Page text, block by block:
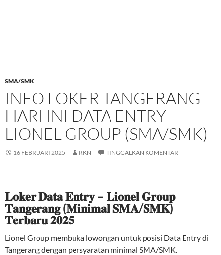
SMA/SMK
INFO LOKER TANGERANG
HARI INI DATA ENTRY –
LIONEL GROUP (SMA/SMK)
16 FEBRUARI 2025 RKN TINGGALKAN KOMENTAR
𝐋𝐨𝐤𝐞𝐫 𝐃𝐚𝐭𝐚 𝐄𝐧𝐭𝐫𝐲 – 𝐋𝐢𝐨𝐧𝐞𝐥 𝐆𝐫𝐨𝐮𝐩
𝐓𝐚𝐧𝐠𝐞𝐫𝐚𝐧𝐠 (𝐌𝐢𝐧𝐢𝐦𝐚𝐥 𝐒𝐌𝐀/𝐒𝐌𝐊)
𝐓𝐞𝐫𝐛𝐚𝐫𝐮 𝟐𝟎𝟐𝟓
Lionel Group membuka lowongan untuk posisi Data Entry di
Tangerang dengan persyaratan minimal SMA/SMK.